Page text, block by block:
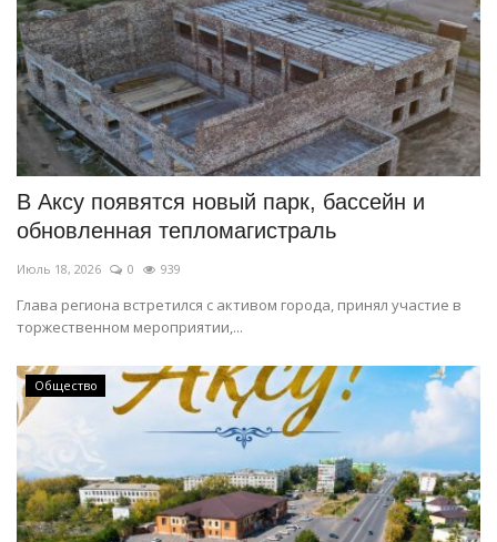
В Аксу появятся новый парк, бассейн и
обновленная тепломагистраль
Июль 18, 2026 0 939
Глава региона встретился с активом города, принял участие в
торжественном мероприятии,...
Общество